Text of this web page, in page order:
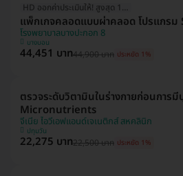
HD ออกค่าประเมินให้! สูงสุด 1500 บ.
แพ็กเกจคลอดแบบผ่าคลอด โปรแกร
โรงพยาบาลบางปะกอก 8
บางบอน
44,451 บาท44,900 บาท ประหยัด 1%
ตรวจระดับวิตามินในร่างกายก่อนการมี
Micronutrients
จีเนีย ไอวีเอฟแอนด์เจเนติกส์ สหคลินิก
ปทุมวัน
22,275 บาท22,500 บาท ประหยัด 1%